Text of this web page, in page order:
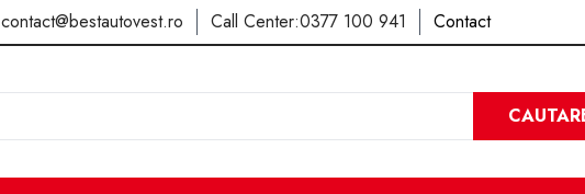
contact@bestautovest.ro Call Center:0377 100 941 Contact